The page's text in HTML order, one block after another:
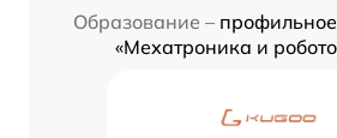
Образование –
«Мехатроника и